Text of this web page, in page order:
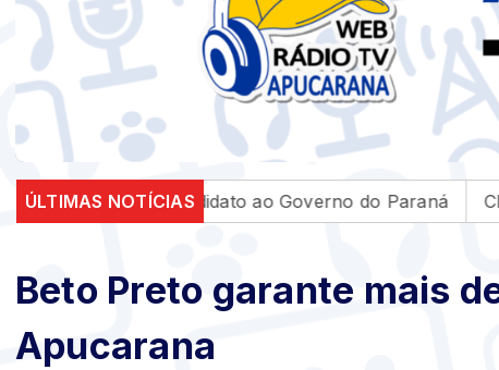
ÚLTIMAS NOTÍCIAS
ao Governo do Paraná CBF reforça paralisação
Beto Preto garante mais
Apucarana